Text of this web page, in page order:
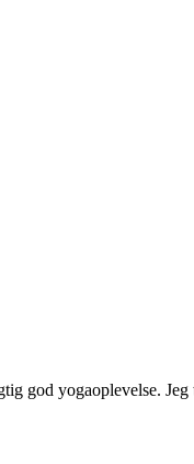
god yogaoplevelse.